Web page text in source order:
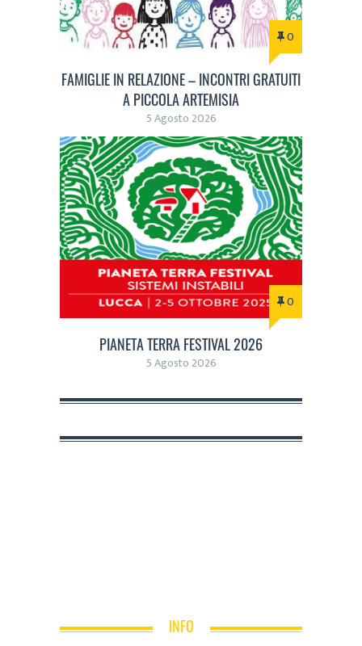
0
FAMIGLIE IN RELAZIONE – INCONTRI GRATUITI
A PICCOLA ARTEMISIA
5 Agosto 2026
0
PIANETA TERRA FESTIVAL 2026
5 Agosto 2026
INFO